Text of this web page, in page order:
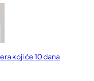
koji će 10 dana